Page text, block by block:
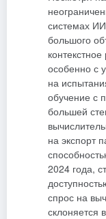
системах
большого
особенно с
на
обучение с
большей
на экспорт
2024 года,
спрос на
склоняется